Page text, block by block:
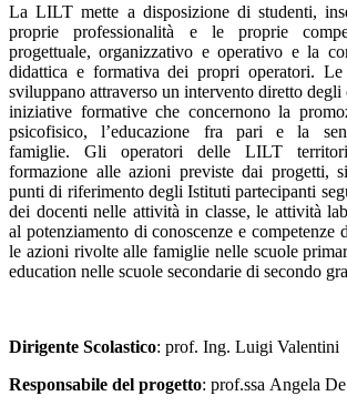
La LILT mette a disposizione di studenti,
proprie professionalità e le proprie
progettuale, organizzativo e operativo e la
didattica e formativa dei propri operatori.
sviluppano attraverso un intervento diretto
iniziative formative che concernono la
psicofisico, l’educazione fra pari e la
famiglie. Gli operatori delle LILT
formazione alle azioni previste dai progetti,
punti di riferimento degli Istituti partecipanti
dei docenti nelle attività in classe, le attività
al potenziamento di conoscenze e competenze
le azioni rivolte alle famiglie nelle scuole
education nelle scuole secondarie di secondo
Dirigente Scolastico: prof. Ing. Luigi Valentini
Responsabile del progetto: prof.ssa Angela